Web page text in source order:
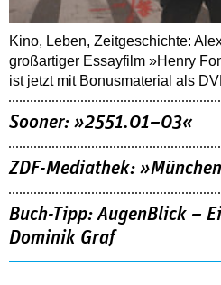
Kino, Leben, Zeitgeschichte:
großartiger Essayfilm »Henry
ist jetzt mit Bonusmaterial als
Sooner: »2551.01–03«
ZDF-Mediathek:
Buch-Tipp: AugenBlick –
Dominik Graf